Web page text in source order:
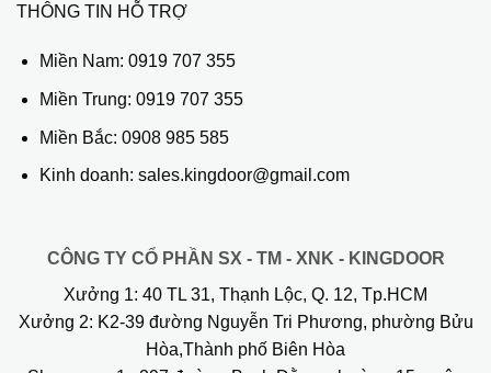
THÔNG TIN HỖ TRỢ
Miền Nam: 0919 707 355
Miền Trung: 0919 707 355
Miền Bắc: 0908 985 585
Kinh doanh: sales.kingdoor@gmail.com
CÔNG TY CỔ PHẦN SX - TM - XNK - KINGDOOR
Xưởng 1: 40 TL 31, Thạnh Lộc, Q. 12, Tp.HCM
Xưởng 2: K2-39 đường Nguyễn Tri Phương, phường Bửu
Hòa,Thành phố Biên Hòa